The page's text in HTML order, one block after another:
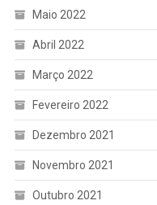
Maio 2022
Abril 2022
Março 2022
Fevereiro 2022
Dezembro 2021
Novembro 2021
Outubro 2021